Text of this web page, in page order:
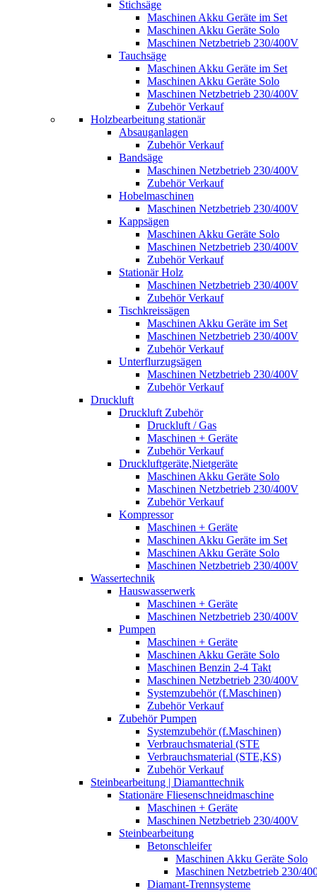
Stichsäge
Maschinen Akku Geräte im Set
Maschinen Akku Geräte Solo
Maschinen Netzbetrieb 230/400V
Tauchsäge
Maschinen Akku Geräte im Set
Maschinen Akku Geräte Solo
Maschinen Netzbetrieb 230/400V
Zubehör Verkauf
Holzbearbeitung stationär
Absauganlagen
Zubehör Verkauf
Bandsäge
Maschinen Netzbetrieb 230/400V
Zubehör Verkauf
Hobelmaschinen
Maschinen Netzbetrieb 230/400V
Kappsägen
Maschinen Akku Geräte Solo
Maschinen Netzbetrieb 230/400V
Zubehör Verkauf
Stationär Holz
Maschinen Netzbetrieb 230/400V
Zubehör Verkauf
Tischkreissägen
Maschinen Akku Geräte im Set
Maschinen Netzbetrieb 230/400V
Zubehör Verkauf
Unterflurzugsägen
Maschinen Netzbetrieb 230/400V
Zubehör Verkauf
Druckluft
Druckluft Zubehör
Druckluft / Gas
Maschinen + Geräte
Zubehör Verkauf
Druckluftgeräte,Nietgeräte
Maschinen Akku Geräte Solo
Maschinen Netzbetrieb 230/400V
Zubehör Verkauf
Kompressor
Maschinen + Geräte
Maschinen Akku Geräte im Set
Maschinen Akku Geräte Solo
Maschinen Netzbetrieb 230/400V
Wassertechnik
Hauswasserwerk
Maschinen + Geräte
Maschinen Netzbetrieb 230/400V
Pumpen
Maschinen + Geräte
Maschinen Akku Geräte Solo
Maschinen Benzin 2-4 Takt
Maschinen Netzbetrieb 230/400V
Systemzubehör (f.Maschinen)
Zubehör Verkauf
Zubehör Pumpen
Systemzubehör (f.Maschinen)
Verbrauchsmaterial (STE
Verbrauchsmaterial (STE,KS)
Zubehör Verkauf
Steinbearbeitung | Diamanttechnik
Stationäre Fliesenschneidmaschine
Maschinen + Geräte
Maschinen Netzbetrieb 230/400V
Steinbearbeitung
Betonschleifer
Maschinen Akku Geräte Solo
Maschinen Netzbetrieb 230/
Diamant-Trennsysteme